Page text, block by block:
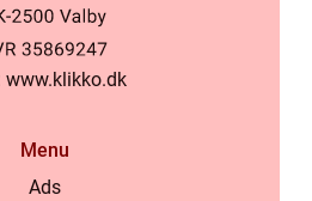
www.klikko.dk
Menu
Ads